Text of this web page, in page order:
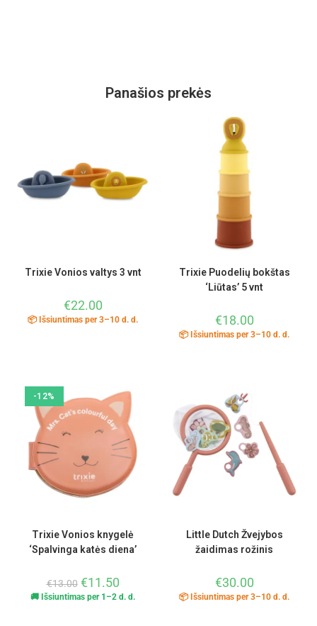
Panašios prekės
Trixie Vonios valtys 3 vnt
€22.00
📦 Išsiuntimas per 3–10 d. d.
Trixie Puodelių bokštas
‘Liūtas’ 5 vnt
€18.00
📦 Išsiuntimas per 3–10 d. d.
-12%
Trixie Vonios knygelė
‘Spalvinga katės diena’
€13.00 €11.50
🚚 Išsiuntimas per 1–2 d. d.
Little Dutch Žvejybos
žaidimas rožinis
€30.00
📦 Išsiuntimas per 3–10 d. d.